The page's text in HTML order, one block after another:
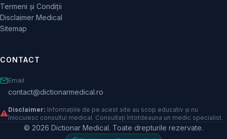
Termeni și Condiții
Disclaimer Medical
Sitemap
CONTACT
Email
contact@dictionarmedical.ro
⚠️Disclaimer: Informațiile de pe acest site au scop educativ și nu
înlocuiesc consultul medical. Consultați întotdeauna un medic specialist.
© 2026 Dictionar Medical. Toate drepturile rezervate.